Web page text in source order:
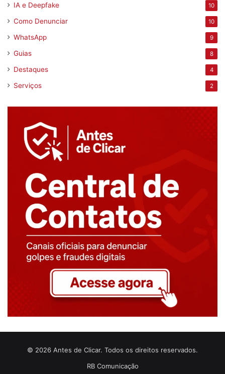
IA e Deepfake 10
Como Denunciar 10
WhatsApp 9
Guias 8
Destaques 4
Serviços 2
© 2026 Antes de Clicar. Todos os direitos reservados.
RB Comunicação